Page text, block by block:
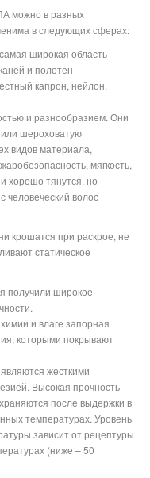
можно в разных
в следующих сферах:
широкая область
и полотен
капрон, нейлон,
и разнообразием. Они
или шероховатую
видов материала,
мягкость,
хорошо тянутся, но
человеческий волос
крошатся при раскрое, не
статическое
получили широкое
и влаге запорная
которыми покрывают
жесткими
Высокая прочность
после выдержки в
температурах. Уровень
зависит от рецептуры
(ниже – 50